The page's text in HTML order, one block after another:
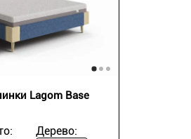
Lagom Base
Дерево: